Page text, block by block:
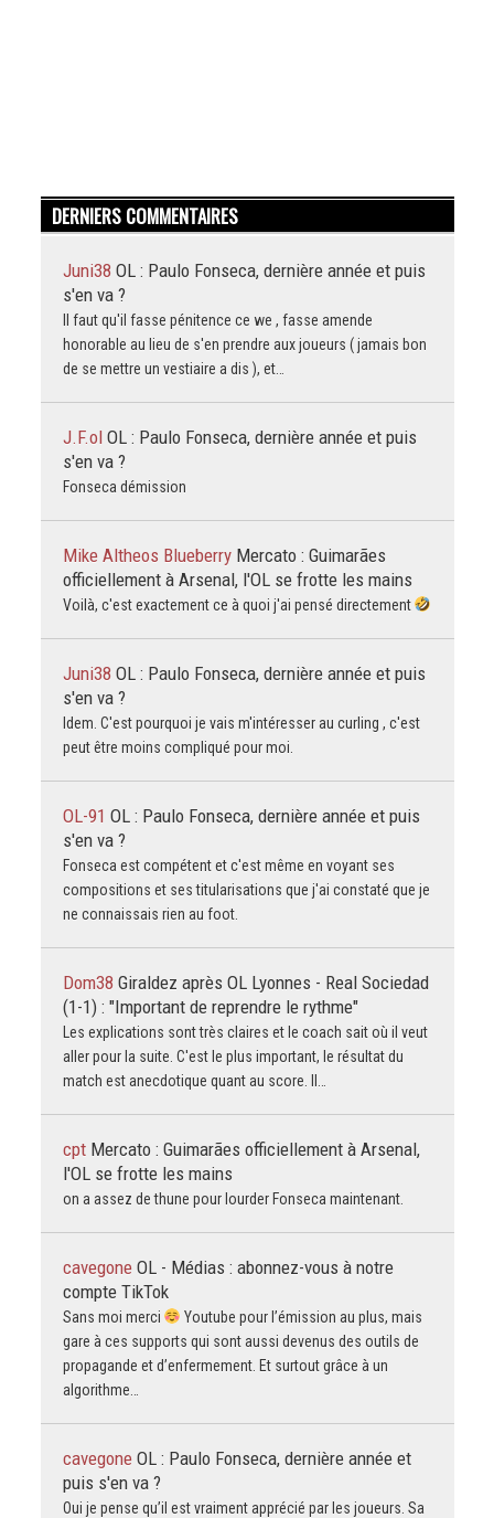
DERNIERS COMMENTAIRES
Juni38 OL : Paulo Fonseca, dernière année et puis
s'en va ?
Il faut qu'il fasse pénitence ce we , fasse amende
honorable au lieu de s'en prendre aux joueurs ( jamais bon
de se mettre un vestiaire a dis ), et…
J.F.ol OL : Paulo Fonseca, dernière année et puis
s'en va ?
Fonseca démission
Mike Altheos Blueberry Mercato : Guimarães
officiellement à Arsenal, l'OL se frotte les mains
Voilà, c'est exactement ce à quoi j'ai pensé directement
Juni38 OL : Paulo Fonseca, dernière année et puis
s'en va ?
Idem. C'est pourquoi je vais m'intéresser au curling , c'est
peut être moins compliqué pour moi.
OL-91 OL : Paulo Fonseca, dernière année et puis
s'en va ?
Fonseca est compétent et c'est même en voyant ses
compositions et ses titularisations que j'ai constaté que je
ne connaissais rien au foot.
Dom38 Giraldez après OL Lyonnes - Real Sociedad
(1-1) : "Important de reprendre le rythme"
Les explications sont très claires et le coach sait où il veut
aller pour la suite. C'est le plus important, le résultat du
match est anecdotique quant au score. Il…
cpt Mercato : Guimarães officiellement à Arsenal,
l'OL se frotte les mains
on a assez de thune pour lourder Fonseca maintenant.
cavegone OL - Médias : abonnez-vous à notre
compte TikTok
Sans moi merci
Youtube pour l’émission au plus, mais
gare à ces supports qui sont aussi devenus des outils de
propagande et d’enfermement. Et surtout grâce à un
algorithme…
cavegone OL : Paulo Fonseca, dernière année et
puis s'en va ?
Oui je pense qu’il est vraiment apprécié par les joueurs. Sa